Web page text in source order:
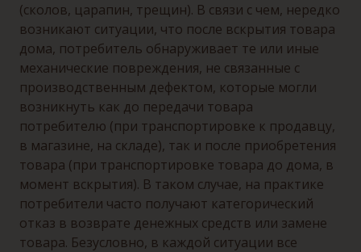
(сколов, царапин, трещин). В связи с чем, нередко
возникают ситуации, что после вскрытия товара
дома, потребитель обнаруживает те или иные
механические повреждения, не связанные с
производственным дефектом, которые могли
возникнуть как до передачи товара
потребителю (при транспортировке к продавцу,
в магазине, на складе), так и после приобретения
товара (при транспортировке товара до дома, в
момент вскрытия). В таком случае, на практике
потребители часто получают категорический
отказ в возврате денежных средств или замене
товара. Безусловно, в каждой ситуации все